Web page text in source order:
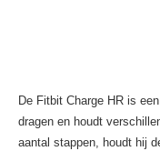
De Fitbit Charge HR is
dragen en houdt
aantal stappen, houdt hij